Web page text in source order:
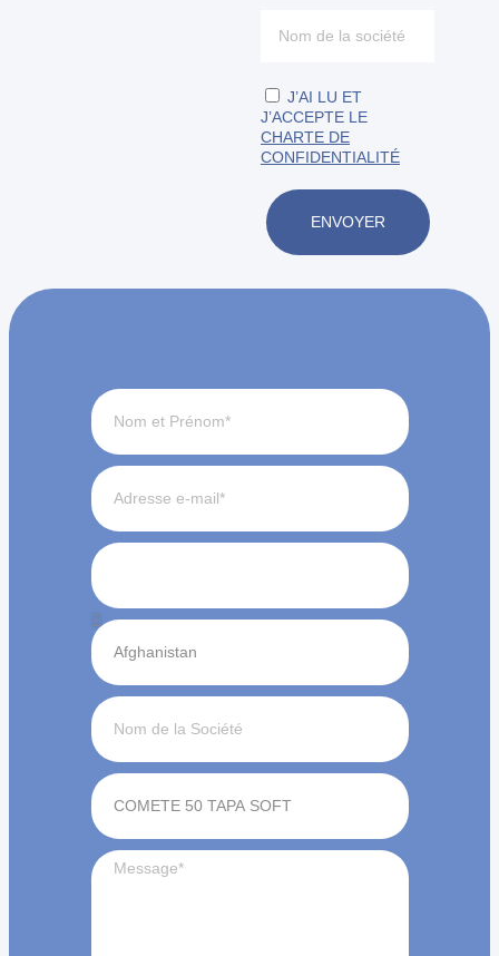
J’AI LU ET
J’ACCEPTE LE
CHARTE DE
CONFIDENTIALITÉ
ENVOYER